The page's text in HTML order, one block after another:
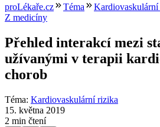
proLékaře.cz Téma
Kardiovaskulární
Z medicíny
Přehled interakcí mezi
užívanými v terapii
chorob
Téma: Kardiovaskulární rizika
15. května 2019
2 min čtení